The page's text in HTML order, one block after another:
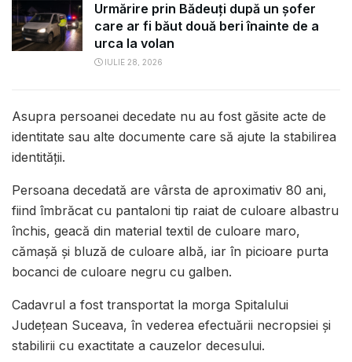
Urmărire prin Bădeuți după un șofer
care ar fi băut două beri înainte de a
urca la volan
IULIE 28, 2026
Asupra persoanei decedate nu au fost găsite acte de
identitate sau alte documente care să ajute la stabilirea
identității.
Persoana decedată are vârsta de aproximativ 80 ani,
fiind îmbrăcat cu pantaloni tip raiat de culoare albastru
închis, geacă din material textil de culoare maro,
cămașă și bluză de culoare albă, iar în picioare purta
bocanci de culoare negru cu galben.
Cadavrul a fost transportat la morga Spitalului
Judeţean Suceava, în vederea efectuării necropsiei şi
stabilirii cu exactitate a cauzelor decesului.